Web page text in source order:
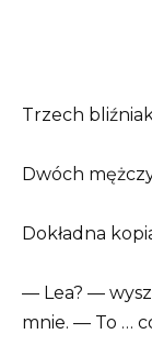
Trzech
Dwóch
Dokładna
— Lea? —
mnie. — To …